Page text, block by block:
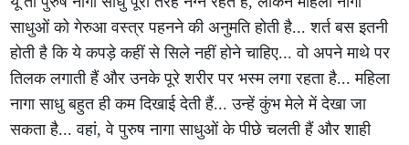
साधुओं को गेरुआ वस्त्र पहनने की अनुमति होती है...‌ शर्त बस इतनी
होती है कि ये कपड़े कहीं से सिले नहीं होने चाहिए... वो अपने माथे पर
तिलक लगाती हैं और उनके पूरे शरीर पर भस्म लगा रहता है... महिला
नागा साधु बहुत ही कम दिखाई देती हैं... उन्हें कुंभ मेले में देखा जा
सकता है... वहां, वे पुरुष नागा साधुओं के पीछे चलती हैं और शाही